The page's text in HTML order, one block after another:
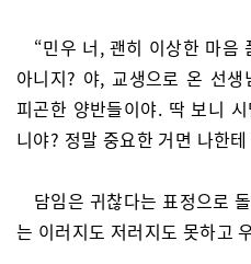
“민우 너, 괜히 이상한 마음
아니지? 야, 교생으로 온 선
피곤한 양반들이야. 딱 보니
니야? 정말 중요한 거면 나한
담임은 귀찮다는 표정으로
는 이러지도 저러지도 못하고